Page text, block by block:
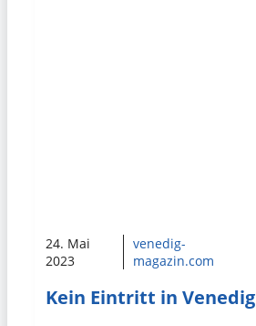
24. Mai
2023
venedig-
magazin.com
Kein Eintritt in Venedig